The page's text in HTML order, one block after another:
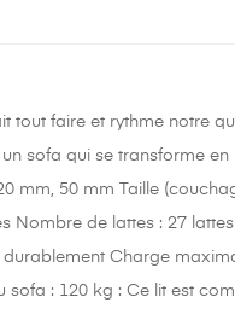
tout faire et rythme notre
sofa qui se transforme en
mm, 50 mm Taille
Nombre de lattes : 27
durablement Charge
: 120 kg : Ce lit est